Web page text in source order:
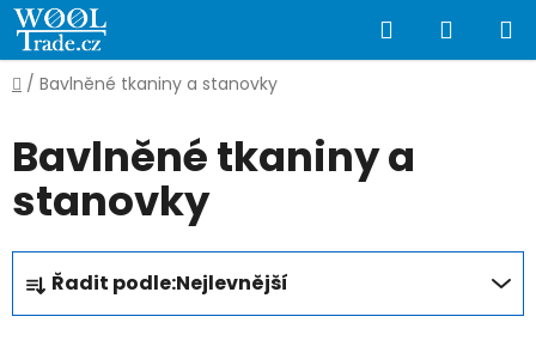
Přejít
na
obsah
Hledat
KOŠÍK
Domů
/ Bavlněné tkaniny a stanovky
Bavlněné tkaniny a
stanovky
Ř
a
z
Řadit podle:Nejlevnější